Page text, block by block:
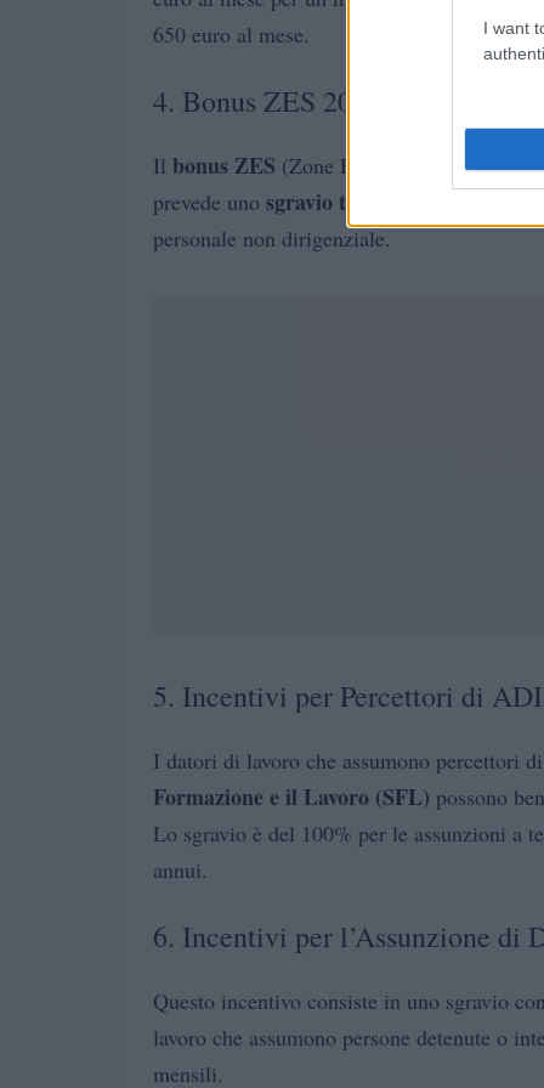
I want
650 euro al mese.
4. Bonus ZES 2024
Il bonus ZES (Zone Economiche Speciali)
prevede uno sgravio totale dei contributi
personale non dirigenziale.
5. Incentivi per Percettori di
I datori di lavoro che assumono percettori di
Formazione e il Lavoro (SFL) possono
Lo sgravio è del 100% per le assunzioni a
annui.
6. Incentivi per l’Assunzione di
Questo incentivo consiste in uno sgravio
lavoro che assumono persone detenute o
mensili.